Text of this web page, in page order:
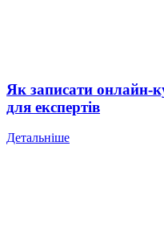
Як записати онлайн-
для експертів
Детальніше